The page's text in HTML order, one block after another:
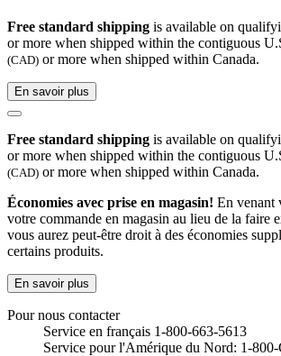
Free standard shipping is available on
or more when shipped within the contiguous
(CAD) or more when shipped within Canada.
En savoir plus
Free standard shipping is available on
or more when shipped within the contiguous
(CAD) or more when shipped within Canada.
Économies avec prise en magasin! En venant
votre commande en magasin au lieu de la faire
vous aurez peut-être droit à des économies
certains produits.
En savoir plus
Pour nous contacter
Service en français 1-800-663-5613
Service pour l'Amérique du Nord: 1-